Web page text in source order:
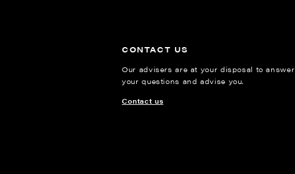
CONTACT US
Our advisers are at your disposal to answer
your questions and advise you.
Contact us